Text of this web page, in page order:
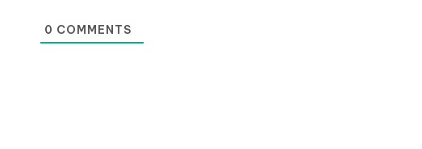
0 COMMENTS